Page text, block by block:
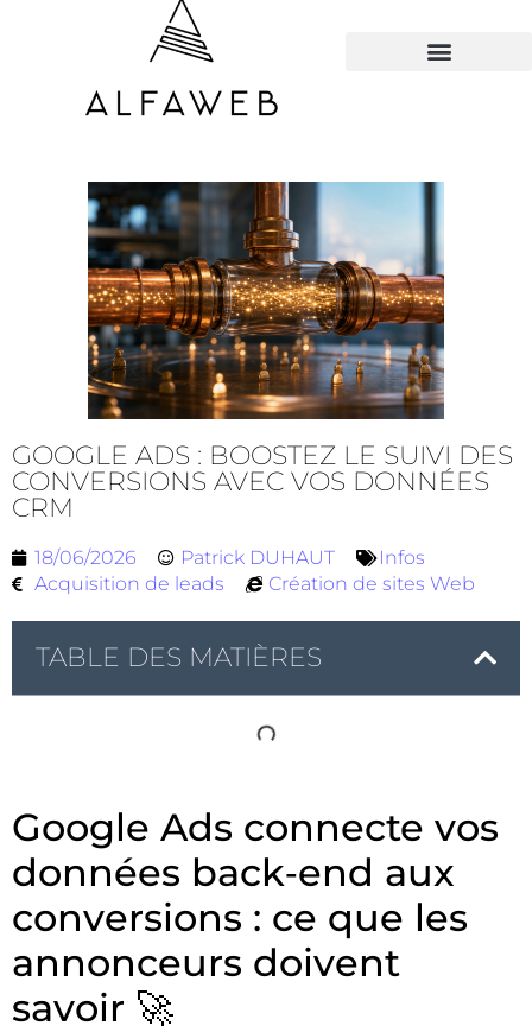
GOOGLE ADS : BOOSTEZ LE SUIVI DES
CONVERSIONS AVEC VOS DONNÉES
CRM
18/06/2026 Patrick DUHAUT
Infos
Acquisition de leads
Création de sites Web
TABLE DES MATIÈRES
Google Ads connecte vos
données back‑end aux
conversions : ce que les
annonceurs doivent
savoir 🚀